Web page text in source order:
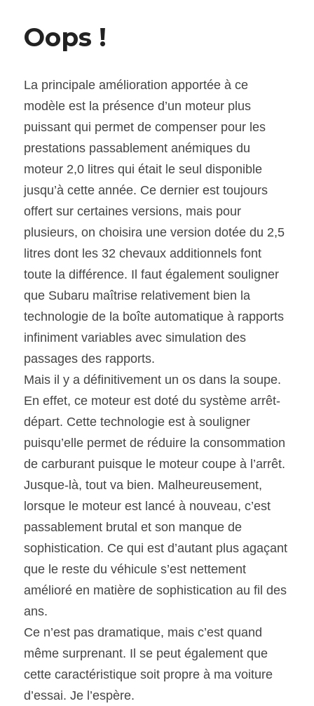
Oops !
La principale amélioration apportée à ce
modèle est la présence d’un moteur plus
puissant qui permet de compenser pour les
prestations passablement anémiques du
moteur 2,0 litres qui était le seul disponible
jusqu’à cette année. Ce dernier est toujours
offert sur certaines versions, mais pour
plusieurs, on choisira une version dotée du 2,5
litres dont les 32 chevaux additionnels font
toute la différence. Il faut également souligner
que Subaru maîtrise relativement bien la
technologie de la boîte automatique à rapports
infiniment variables avec simulation des
passages des rapports.
Mais il y a définitivement un os dans la soupe.
En effet, ce moteur est doté du système arrêt-
départ. Cette technologie est à souligner
puisqu’elle permet de réduire la consommation
de carburant puisque le moteur coupe à l’arrêt.
Jusque-là, tout va bien. Malheureusement,
lorsque le moteur est lancé à nouveau, c’est
passablement brutal et son manque de
sophistication. Ce qui est d’autant plus agaçant
que le reste du véhicule s’est nettement
amélioré en matière de sophistication au fil des
ans.
Ce n’est pas dramatique, mais c’est quand
même surprenant. Il se peut également que
cette caractéristique soit propre à ma voiture
d’essai. Je l’espère.